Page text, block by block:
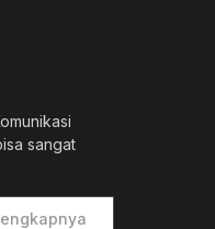
sangat